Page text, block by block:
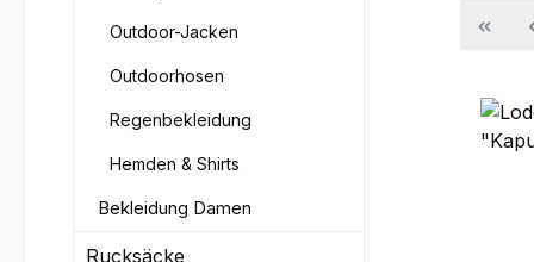
Outdoor-Jacken
Outdoorhosen
Regenbekleidung
Hemden & Shirts
Bekleidung Damen
Rucksäcke